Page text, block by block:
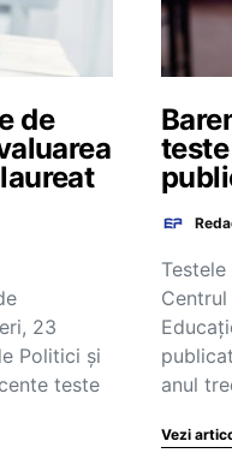
de
23
Politici și
teste
anul
Vezi